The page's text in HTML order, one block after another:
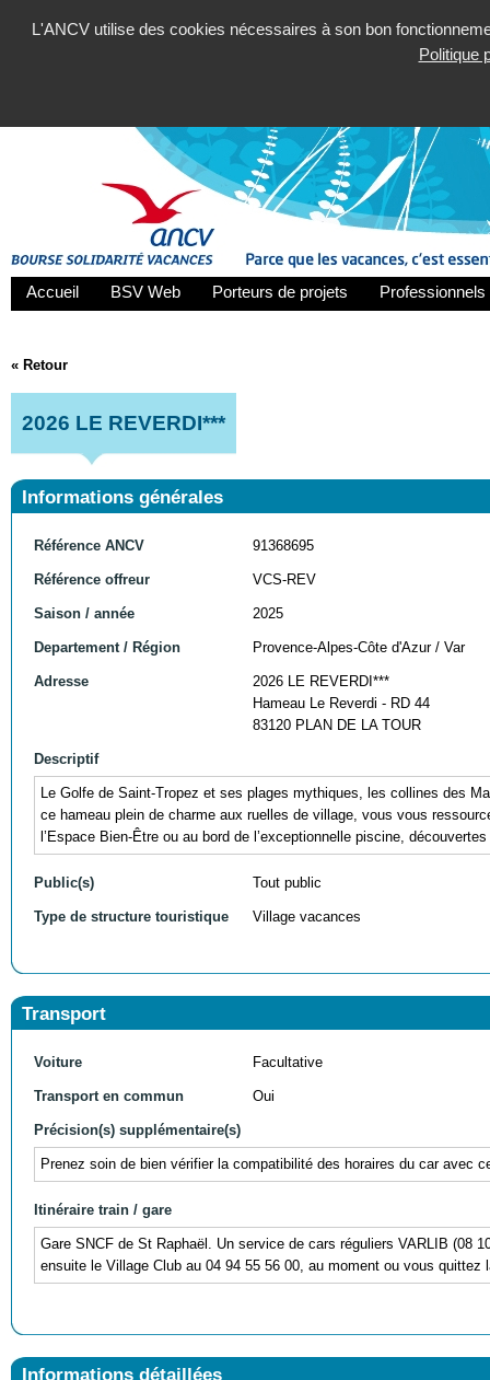
L'ANCV utilise des cookies nécessaires à son bon
Politique
Accueil BSV Web Porteurs de projets
« Retour
2026 LE REVERDI***
Informations générales
Référence ANCV 91368695
Référence offreur VCS-REV
Saison / année 2025
Departement / Région Provence-Alpes-Côte d'Azur / Var
Adresse
2026 LE REVERDI***
Hameau Le Reverdi - RD 44
83120 PLAN DE LA TOUR
Descriptif
Le Golfe de Saint-Tropez et ses plages mythiques, les collines des
ce hameau plein de charme aux ruelles de village, vous vous
l’Espace Bien-Être ou au bord de l’exceptionnelle piscine,
Public(s) Tout public
Type de structure touristique Village vacances
Transport
Voiture Facultative
Transport en commun Oui
Précision(s) supplémentaire(s)
Prenez soin de bien vérifier la compatibilité des horaires du car avec
Itinéraire train / gare
Gare SNCF de St Raphaël. Un service de cars réguliers VARLIB (08
ensuite le Village Club au 04 94 55 56 00, au moment ou vous
Informations détaillées